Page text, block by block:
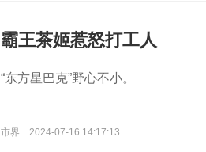
霸王茶姬惹怒打工人
“东方星巴克”野心不小。
市界 2024-07-16 14:17:13